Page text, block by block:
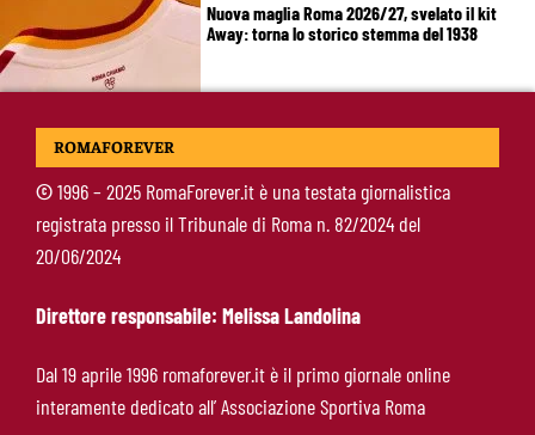
Nuova maglia Roma 2026/27, svelato il kit
Away: torna lo storico stemma del 1938
Alajbegovic, Pjanic svela il ruolo: perché il
Juventus
Calciomercato Roma, Angeliño e Kumbulla ai
saluti: D’Amico accelera per il sostituto sulla
sinistra
ROMAFOREVER
©1996 – 2025 RomaForever.it è una testata giornalistica
registrata presso il Tribunale di Roma n. 82/2024 del
20/06/2024
Direttore responsabile: Melissa Landolina
Dal 19 aprile 1996 romaforever.it è il primo giornale online
interamente dedicato all’ Associazione Sportiva Roma